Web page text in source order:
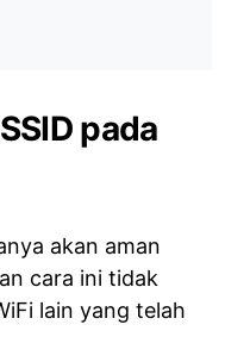
pada
akan aman
cara ini tidak
lain yang telah